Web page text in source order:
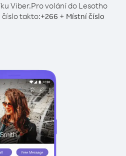
Viber.Pro volání do Lesotho
číslo takto:+266 + Místní číslo